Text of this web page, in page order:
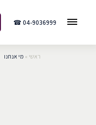
04-9036999 ☎
ראשי » מי אנחנו